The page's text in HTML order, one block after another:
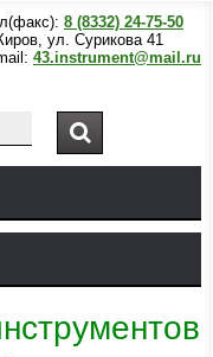
8 (8332) 24-75-50
ул. Сурикова 41
43.instrument@mail.ru